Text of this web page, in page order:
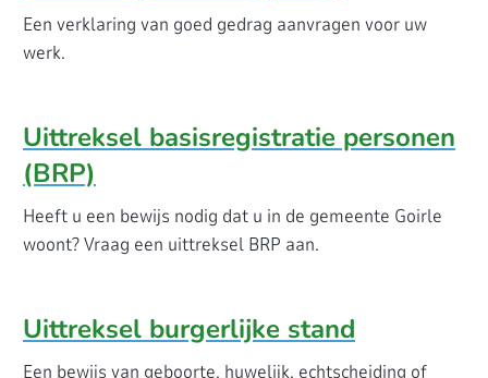
Een verklaring van goed gedrag aanvragen voor uw
werk.
Uittreksel basisregistratie personen
(BRP)
Heeft u een bewijs nodig dat u in de gemeente Goirle
woont? Vraag een uittreksel BRP aan.
Uittreksel burgerlijke stand
Een bewijs van geboorte, huwelijk, echtscheiding of